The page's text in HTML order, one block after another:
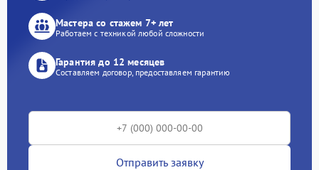
Мастера со стажем 7+ лет
Работаем с техникой любой сложности
Гарантия до 12 месяцев
Составляем договор, предоставляем гарантию
Отправить заявку